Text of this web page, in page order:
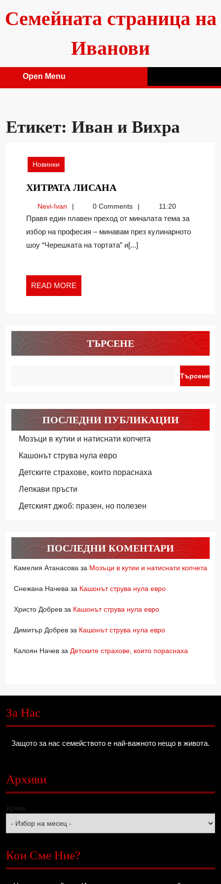
content
Семейната страница на
Иванови
Open Menu
Етикет: Иван и Вихра
Новинки
ХИТРАТА ЛИСАНА
Nevi-IvanNevi-
Ivan
0 Comments 11:20
Правя един плавен преход от миналата тема за
избор на професия – минавам през кулинарното
шоу “Черешката на тортата” и[...]
READ MORE
MORE
ТЪРСЕНЕ
Търсене
ПОСЛЕДНИ ПУБЛИКАЦИИ
Мозъци в кутии и натиснати копчета
Кашонът струва нула евро
Детските страхове, които пораснаха
Лепкави пръсти
Детският джоб: празен, но полезен
ПОСЛЕДНИ КОМЕНТАРИ
Камелия Атанасова за Мозъци в кутии и натиснати копчета
Снежана Начева за Кашонът струва нула евро
Христо Добрев за Кашонът струва нула евро
Димитър Добрев за Кашонът струва нула евро
Калоян Начев за Детските страхове, които пораснаха
За Нас
Защото за нас семейството е най-важното нещо в живота.
Архиви
Архив
Кои Сме Ние?